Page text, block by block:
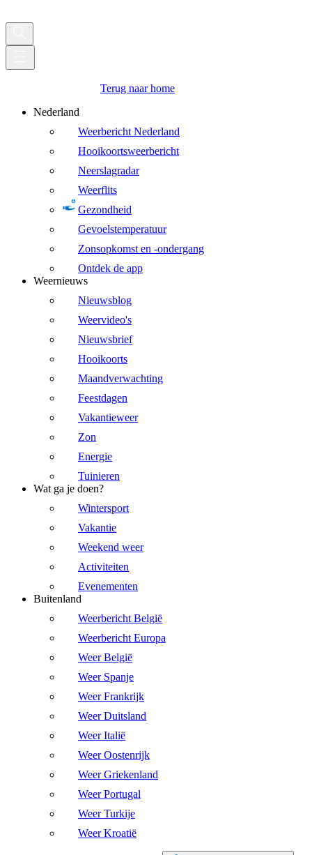
Terug naar home
Nederland
Weerbericht Nederland
Hooikoortsweerbericht
Neerslagradar
Weerflits
Gezondheid
Gevoelstemperatuur
Zonsopkomst en -ondergang
Ontdek de app
Weernieuws
Nieuwsblog
Weervideo's
Nieuwsbrief
Hooikoorts
Maandverwachting
Feestdagen
Vakantieweer
Zon
Energie
Tuinieren
Wat ga je doen?
Wintersport
Vakantie
Weekend weer
Activiteiten
Evenementen
Buitenland
Weerbericht België
Weerbericht Europa
Weer België
Weer Spanje
Weer Frankrijk
Weer Duitsland
Weer Italië
Weer Oostenrijk
Weer Griekenland
Weer Portugal
Weer Turkije
Weer Kroatië